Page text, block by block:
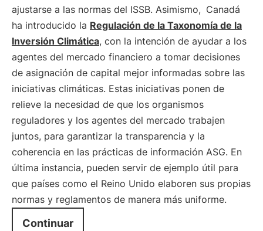
ajustarse a las normas del ISSB. Asimismo, Canadá
ha introducido la Regulación de la Taxonomía de la
Inversión Climática, con la intención de ayudar a los
agentes del mercado financiero a tomar decisiones
de asignación de capital mejor informadas sobre las
iniciativas climáticas. Estas iniciativas ponen de
relieve la necesidad de que los organismos
reguladores y los agentes del mercado trabajen
juntos, para garantizar la transparencia y la
coherencia en las prácticas de información ASG. En
última instancia, pueden servir de ejemplo útil para
que países como el Reino Unido elaboren sus propias
normas y reglamentos de manera más uniforme.
Continuar